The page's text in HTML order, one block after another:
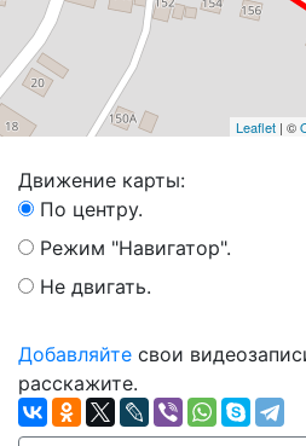
Leaflet | ©
Движение карты:
По центру.
Режим "Навигатор".
Не двигать.
Добавляйте свои
расскажите.